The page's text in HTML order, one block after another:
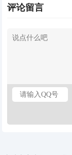
评论留言